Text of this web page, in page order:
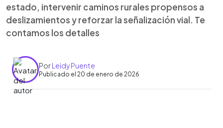
estado, intervenir caminos rurales propensos a
deslizamientos y reforzar la señalización vial. Te
contamos los detalles
PorLeidy Puente
Publicado el 20 de enero de 2026